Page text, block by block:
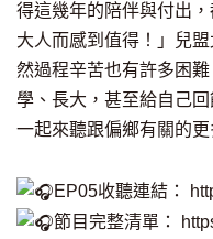
得這幾年的陪伴與付出
大人而感到值得！」兒
然過程辛苦也有許多困
學、長大，甚至給自己
一起來聽跟偏鄉有關的更
EP05收聽連結：
節目完整清單：